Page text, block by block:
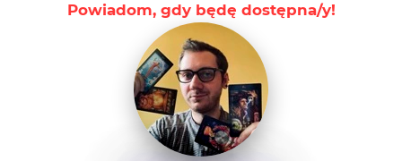
Powiadom, gdy będę dostępna/y!